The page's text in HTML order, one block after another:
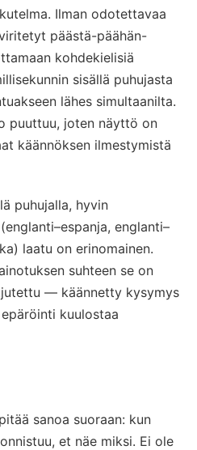
Ilman odotettavaa
päästä-päähän-
kohdekielisiä
sisällä puhujasta
lähes simultaanilta.
puuttuu, joten näyttö on
käännöksen ilmestymistä
puhujalla, hyvin
englanti–
laatu on erinomainen.
suhteen se on
— käännetty kysymys
kuulostaa
sanoa suoraan: kun
et näe miksi. Ei ole